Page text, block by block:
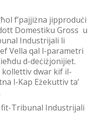
f’pajjiżna jipproduċi
Domestiku Gross u
Industrijali li
Vella qal l-parametri
d-deċiżjonijiet.
kollettiv dwar kif il-
l-Kap Eżekuttiv ta’
fit-Tribunal Industrijali